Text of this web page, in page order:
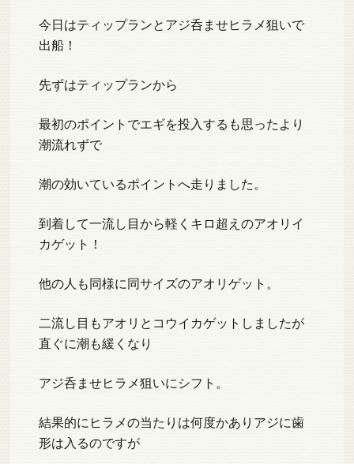
今日はティップランとアジ呑ませヒラメ狙いで
出船！
先ずはティップランから
最初のポイントでエギを投入するも思ったより
潮流れずで
潮の効いているポイントへ走りました。
到着して一流し目から軽くキロ超えのアオリイ
カゲット！
他の人も同様に同サイズのアオリゲット。
二流し目もアオリとコウイカゲットしましたが
直ぐに潮も緩くなり
アジ呑ませヒラメ狙いにシフト。
結果的にヒラメの当たりは何度かありアジに歯
形は入るのですが